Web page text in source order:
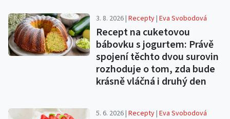
3. 8. 2026 |Recepty|Eva Svobodová
Recept na cuketovou
bábovku s jogurtem: Právě
spojení těchto dvou surovin
rozhoduje o tom, zda bude
krásně vláčná i druhý den
5. 6. 2026 |Recepty|Eva Svobodová